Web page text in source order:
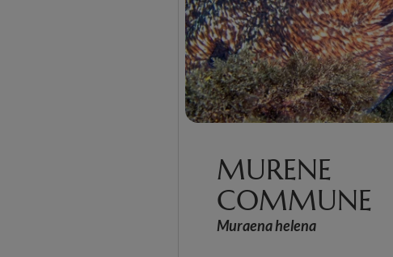
MURENE
COMMUNE
Muraena helena